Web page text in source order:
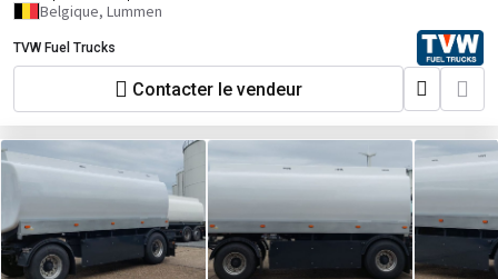
Belgique, Lummen
TVW Fuel Trucks
Contacter le vendeur